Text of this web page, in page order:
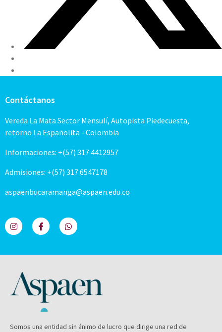
Contáctanos
Vereda La Mata Sector Mensulí, Autopista Piedecuesta,
retorno La Españolita - Colombia
Informaciones: +(57) 317 4412957
Admisiones: +(57) 317 6547178
aspaenbucaramanga@aspaen.edu.co
Somos una entidad sin ánimo de lucro que dirige una red de